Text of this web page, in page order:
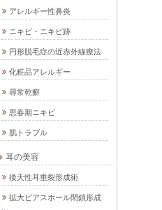
アレルギー性鼻炎
ニキビ・ニキビ跡
円形脱毛症の近赤外線療法
化粧品アレルギー
尋常乾癬
思春期ニキビ
肌トラブル
耳の美容
後天性耳垂裂形成術
拡大ピアスホール閉鎖形成